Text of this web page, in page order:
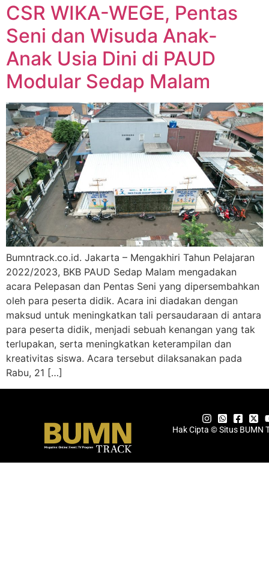
CSR WIKA-WEGE, Pentas
Seni dan Wisuda Anak-
Anak Usia Dini di PAUD
Modular Sedap Malam
Bumntrack.co.id. Jakarta – Mengakhiri Tahun Pelajaran
2022/2023, BKB PAUD Sedap Malam mengadakan
acara Pelepasan dan Pentas Seni yang dipersembahkan
oleh para peserta didik. Acara ini diadakan dengan
maksud untuk meningkatkan tali persaudaraan di antara
para peserta didik, menjadi sebuah kenangan yang tak
terlupakan, serta meningkatkan keterampilan dan
kreativitas siswa. Acara tersebut dilaksanakan pada
Rabu, 21 […]
Hak Cipta © Situs BUMN